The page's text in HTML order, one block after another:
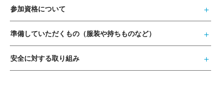
参加資格について
準備していただくもの（服装や持ちものなど）
安全に対する取り組み